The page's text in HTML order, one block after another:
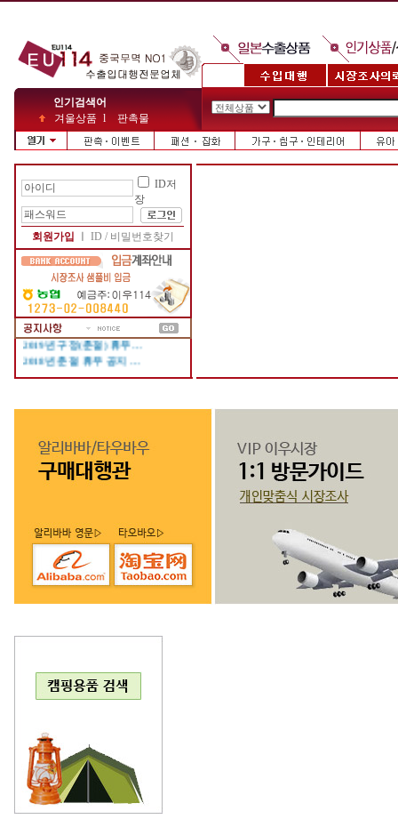
인기검색어
겨울상품
l 판촉물
ID저
장
회원가입 ID / 비밀번호찾기
2026년 설(구정) 휴무기…
2025년 설(구정) 휴무기…
2024년 설(구정) 휴무기…
2023년 설(춘절)연휴 공…
2022년 설(춘절)연휴 공…
2021년 설(춘절) 휴무기…
2020년 설(춘절)연휴 기…
2020년 설(춘절) 휴무공…
2019년 구정(춘절) 휴무…
2018년 춘절 휴무 공지 …